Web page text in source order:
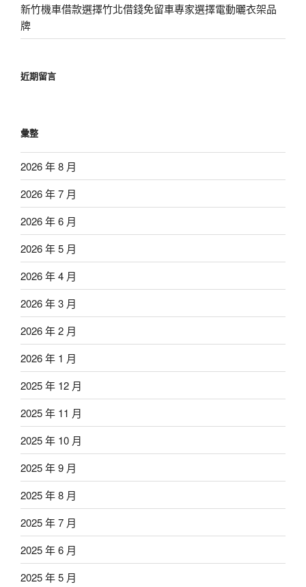
新竹機車借款選擇竹北借錢免留車專家選擇電動曬衣架品
牌
近期留言
彙整
2026 年 8 月
2026 年 7 月
2026 年 6 月
2026 年 5 月
2026 年 4 月
2026 年 3 月
2026 年 2 月
2026 年 1 月
2025 年 12 月
2025 年 11 月
2025 年 10 月
2025 年 9 月
2025 年 8 月
2025 年 7 月
2025 年 6 月
2025 年 5 月